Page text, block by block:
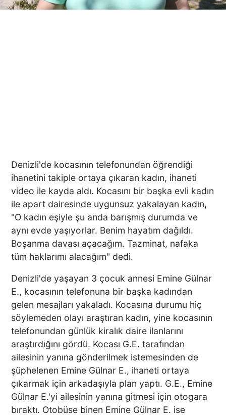
Denizli'de kocasının telefonundan öğrendiği
ihanetini takiple ortaya çıkaran kadın, ihaneti
video ile kayda aldı. Kocasını bir başka evli kadın
ile apart dairesinde uygunsuz yakalayan kadın,
"O kadın eşiyle şu anda barışmış durumda ve
aynı evde yaşıyorlar. Benim hayatım dağıldı.
Boşanma davası açacağım. Tazminat, nafaka
tüm haklarımı alacağım" dedi.
Denizli'de yaşayan 3 çocuk annesi Emine Gülnar
E., kocasının telefonuna bir başka kadından
gelen mesajları yakaladı. Kocasına durumu hiç
söylemeden olayı araştıran kadın, yine kocasının
telefonundan günlük kiralık daire ilanlarını
araştırdığını gördü. Kocası G.E. tarafından
ailesinin yanına gönderilmek istemesinden de
şüphelenen Emine Gülnar E., ihaneti ortaya
çıkarmak için arkadaşıyla plan yaptı. G.E., Emine
Gülnar E.'yi ailesinin yanına gitmesi için otogara
bıraktı. Otobüse binen Emine Gülnar E. ise